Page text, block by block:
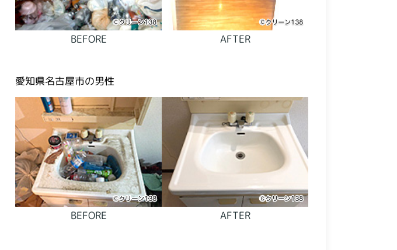
BEFORE AFTER
愛知県名古屋市の男性
BEFORE AFTER